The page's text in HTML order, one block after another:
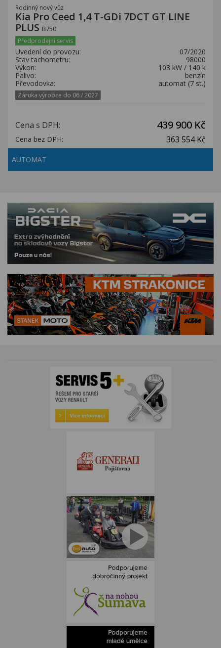
Rodinný nový vůz
Kia Pro Ceed 1,4 T-GDi 7DCT GT LINE
PLUS B750
Předprodejní servis
Uvedení do provozu:
07/2020
Stav tachometru:
98000
Výkon:
103 kW / 140 k
Palivo:
benzín
Převodovka:
automat (7 st.)
Záruka výrobce do 06 / 2027
Cena s DPH: 439 900 Kč
Cena bez DPH: 363 554 Kč
AUTOMAT